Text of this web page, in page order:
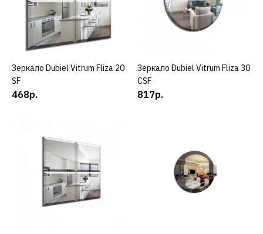
ДОБАВИТЬ К СРАВНЕНИЮ
КУПИТЬ
Зеркало Dubiel Vitrum Fliza 20
SF
468р.
КУПИТЬ
Зеркало Dubiel Vitrum Fliza 30
CSF
817р.